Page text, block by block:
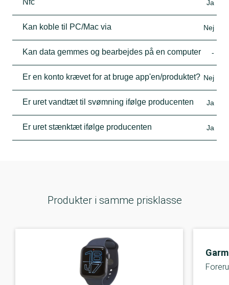
Ja
Kan koble til PC/Mac via Nej
Kan data gemmes og bearbejdes på en computer -
Er en konto krævet for at bruge app'en/produktet? Nej
Er uret vandtæt til svømning ifølge producenten Ja
Er uret stænktæt ifølge producenten Ja
Produkter i samme prisklasse